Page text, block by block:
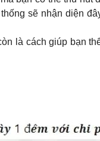
sẽ nhận diện
là cách giúp bạn